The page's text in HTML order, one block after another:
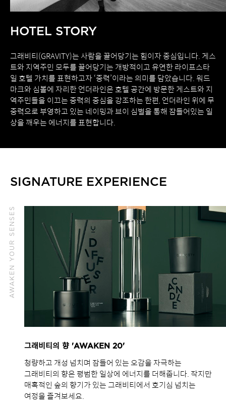
HOTEL STORY
그래비티(GRAVITY)는 사람을 끌어당기는 힘이자 중심입니다. 게스
트와 지역주민 모두를 끌어당기는 개방적이고 유연한 라이프스타
일 호텔 가치를 표현하고자 ‘중력’이라는 의미를 담았습니다. 워드
마크와 심볼에 자리한 언더라인은 호텔 공간에 방문한 게스트와 지
역주민들을 이끄는 중력의 중심을 강조하는 한편, 언더라인 위에 무
중력으로 부영하고 있는 네이밍과 브이 심벌을 통해 잠들어있는 일
상을 깨우는 에너지를 표현합니다.
SIGNATURE EXPERIENCE
AWAKEN YOUR SENSES
그래비티의 향 'AWAKEN 20'
청량하고 개성 넘치며 잠들어 있는 오감을 자극하는
그래비티의 향은 평범한 일상에 에너지를 더해줍니다. 작지만
매혹적인 숲의 향기가 있는 그래비티에서 호기심 넘치는
여정을 즐겨보세요.